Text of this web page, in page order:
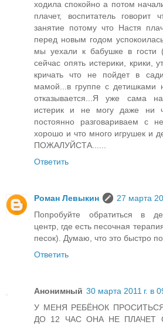
ходила спокойно а потом
плачет, воспитатель говорит
занятие потому что Настя
перед новым годом
мы уехали к бабушке в гости
сейчас опять истерики, крики,
кричать что не пойдет в
мамой...в группе с детишками
отказывается...Я уже сама
истерик и не могу даже ни
постоянно разговариваем с
хорошо и что много игрушек и
ПОЖАЛУЙСТА......
Ответить
Роман Левыкин
27 марта
Попробуйте обратиться в
центр, где есть песочная
песок). Думаю, что это быстро
Ответить
Анонимный 30 марта 2011 г. в
У МЕНЯ РЕБЁНОК
ДО 12 ЧАС ОНА НЕ ПЛАЧЕТ